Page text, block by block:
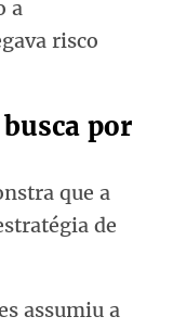
a
risco
por
que a
de
assumiu a